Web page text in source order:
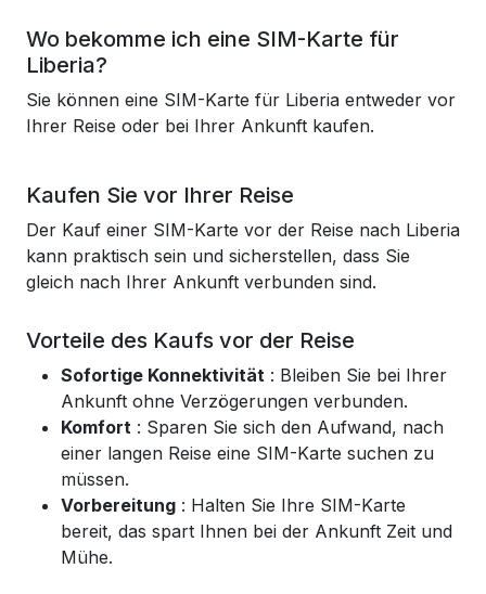
Wo bekomme ich eine SIM-Karte für
Liberia?
Sie können eine SIM-Karte für Liberia entweder vor
Ihrer Reise oder bei Ihrer Ankunft kaufen.
Kaufen Sie vor Ihrer Reise
Der Kauf einer SIM-Karte vor der Reise nach Liberia
kann praktisch sein und sicherstellen, dass Sie
gleich nach Ihrer Ankunft verbunden sind.
Vorteile des Kaufs vor der Reise
Sofortige Konnektivität : Bleiben Sie bei Ihrer
Ankunft ohne Verzögerungen verbunden.
Komfort : Sparen Sie sich den Aufwand, nach
einer langen Reise eine SIM-Karte suchen zu
müssen.
Vorbereitung : Halten Sie Ihre SIM-Karte
bereit, das spart Ihnen bei der Ankunft Zeit und
Mühe.